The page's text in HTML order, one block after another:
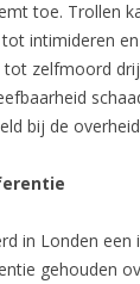
toe. Trollen
intimideren
zelfmoord
bij de
in Londen een
gehouden